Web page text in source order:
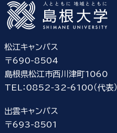
松江キャンパス
〒690-8504
島根県松江市西川津町1060
TEL：0852-32-6100（代表）
出雲キャンパス
〒693-8501